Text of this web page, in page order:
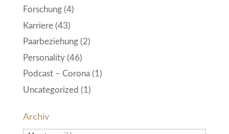
Forschung(4)
Karriere(43)
Paarbeziehung(2)
Personality(46)
Podcast – Corona(1)
Uncategorized (1)
Archiv